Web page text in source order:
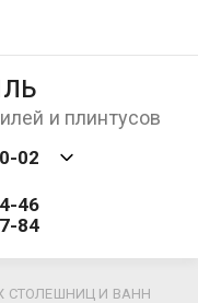
и плинтусов
02
46
84
СТОЛЕШНИЦ И ВАНН